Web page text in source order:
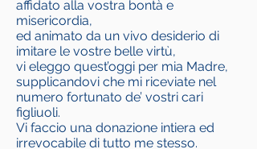
affidato alla vostra bontà e
misericordia,
ed animato da un vivo desiderio di
imitare le vostre belle virtù,
vi eleggo quest’oggi per mia Madre,
supplicandovi che mi riceviate nel
numero fortunato de’ vostri cari
figliuoli.
Vi faccio una donazione intiera ed
irrevocabile di tutto me stesso.